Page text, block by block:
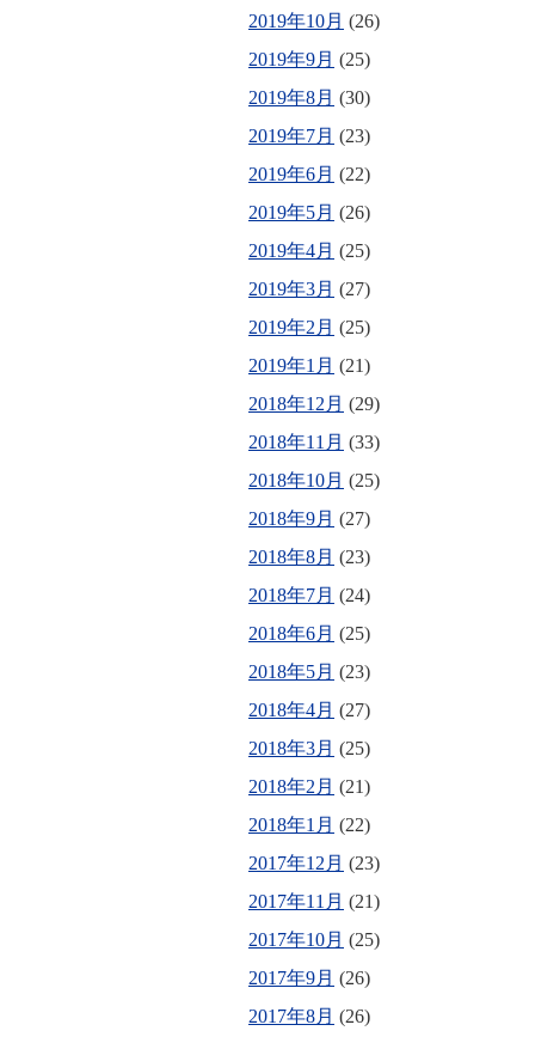
2019年10月 (26)
2019年9月 (25)
2019年8月 (30)
2019年7月 (23)
2019年6月 (22)
2019年5月 (26)
2019年4月 (25)
2019年3月 (27)
2019年2月 (25)
2019年1月 (21)
2018年12月 (29)
2018年11月 (33)
2018年10月 (25)
2018年9月 (27)
2018年8月 (23)
2018年7月 (24)
2018年6月 (25)
2018年5月 (23)
2018年4月 (27)
2018年3月 (25)
2018年2月 (21)
2018年1月 (22)
2017年12月 (23)
2017年11月 (21)
2017年10月 (25)
2017年9月 (26)
2017年8月 (26)